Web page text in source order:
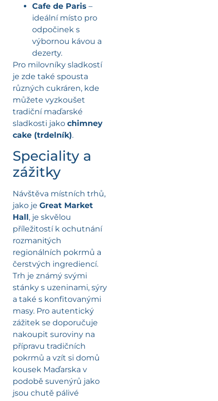
Cafe de Paris –
ideální místo pro
odpočinek s
výbornou kávou a
dezerty.
Pro milovníky sladkostí
je zde také spousta
různých cukráren, kde
můžete vyzkoušet
tradiční maďarské
sladkosti jako chimney
cake (trdelník).
Speciality a
zážitky
Návštěva místních trhů,
jako je Great Market
Hall, je skvělou
příležitostí k ochutnání
rozmanitých
regionálních pokrmů a
čerstvých ingrediencí.
Trh je známý svými
stánky s uzeninami, sýry
a také s konfitovanými
masy. Pro autentický
zážitek se doporučuje
nakoupit suroviny na
přípravu tradičních
pokrmů a vzít si domů
kousek Maďarska v
podobě suvenýrů jako
jsou chutě pálivé